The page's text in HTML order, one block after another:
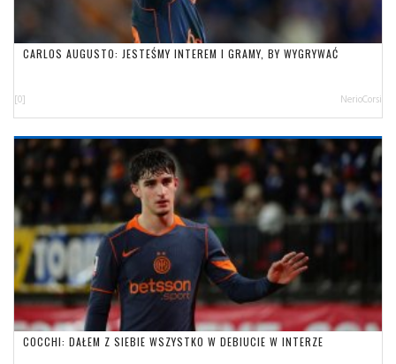
CARLOS AUGUSTO: JESTEŚMY INTEREM I GRAMY, BY WYGRYWAĆ
[0] NerioCorsi
COCCHI: DAŁEM Z SIEBIE WSZYSTKO W DEBIUCIE W INTERZE